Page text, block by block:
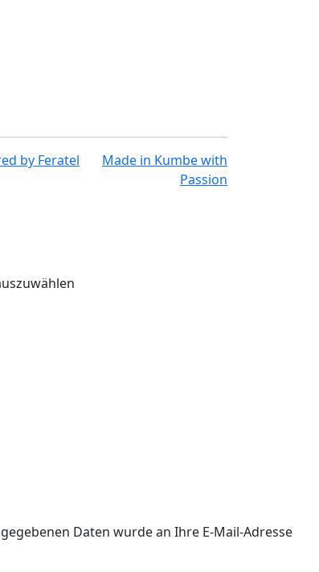
by Feratel Made in Kumbewith
Passion
Daten wurde an Ihre E-Mail-Adresse